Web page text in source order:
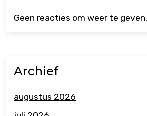
Geen reacties om weer te geven.
Archief
augustus 2026